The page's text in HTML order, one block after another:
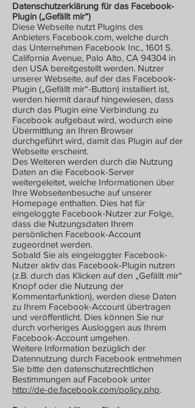
Datenschutzerklärung für das Facebook-
Plugin („Gefällt mir“)
Diese Webseite nutzt Plugins des
Anbieters Facebook.com, welche durch
das Unternehmen Facebook Inc., 1601 S.
California Avenue, Palo Alto, CA 94304 in
den USA bereitgestellt werden. Nutzer
unserer Webseite, auf der das Facebook-
Plugin („Gefällt mir“-Button) installiert ist,
werden hiermit darauf hingewiesen, dass
durch das Plugin eine Verbindung zu
Facebook aufgebaut wird, wodurch eine
Übermittlung an Ihren Browser
durchgeführt wird, damit das Plugin auf der
Webseite erscheint.
Des Weiteren werden durch die Nutzung
Daten an die Facebook-Server
weitergeleitet, welche Informationen über
Ihre Webseitenbesuche auf unserer
Homepage enthalten. Dies hat für
eingeloggte Facebook-Nutzer zur Folge,
dass die Nutzungsdaten Ihrem
persönlichen Facebook-Account
zugeordnet werden.
Sobald Sie als eingeloggter Facebook-
Nutzer aktiv das Facebook-Plugin nutzen
(z.B. durch das Klicken auf den „Gefällt mir“
Knopf oder die Nutzung der
Kommentarfunktion), werden diese Daten
zu Ihrem Facebook-Account übertragen
und veröffentlicht. Dies können Sie nur
durch vorheriges Ausloggen aus Ihrem
Facebook-Account umgehen.
Weitere Information bezüglich der
Datennutzung durch Facebook entnehmen
Sie bitte den datenschutzrechtlichen
Bestimmungen auf Facebook unter
http://de-de.facebook.com/policy.php.